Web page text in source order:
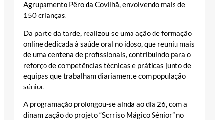
Agrupamento Pêro da Covilhã, envolvendo mais de
150 crianças.
Da parte da tarde, realizou-se uma ação de formação
online dedicada à saúde oral no idoso, que reuniu mais
de uma centena de profissionais, contribuindo para o
reforço de competências técnicas e práticas junto de
equipas que trabalham diariamente com população
sénior.
A programação prolongou-se ainda ao dia 26, com a
dinamização do projeto “Sorriso Mágico Sénior” no